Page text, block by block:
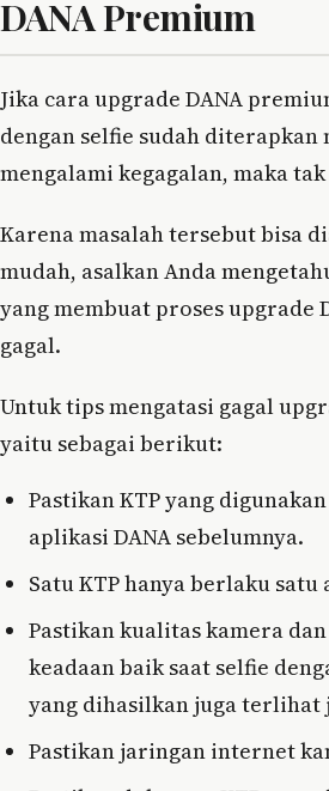
DANA Premium
Jika cara upgrade DANA
dengan selfie sudah diterapkan
mengalami kegagalan, maka
Karena masalah tersebut bisa
mudah, asalkan Anda
yang membuat proses upgrade
gagal.
Untuk tips mengatasi gagal
yaitu sebagai berikut:
Pastikan KTP yang
aplikasi DANA sebelumnya.
Satu KTP hanya berlaku satu
Pastikan kualitas kamera
keadaan baik saat selfie
yang dihasilkan juga terlihat
Pastikan jaringan internet